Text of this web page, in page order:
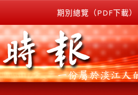
期別總覽（PDF下載）